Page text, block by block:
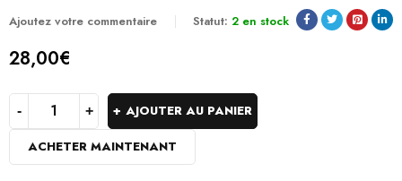
Ajoutez votre commentaire Statut: 2 en stock
28,00€
AJOUTER AU PANIER
ACHETER MAINTENANT